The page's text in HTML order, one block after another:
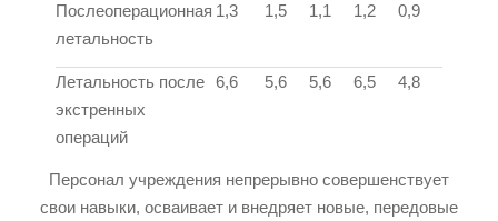
Послеоперационная
летальность
1,3 1,5 1,1 1,2 0,9
Летальность после
экстренных
операций
6,6 5,6 5,6 6,5 4,8
Персонал учреждения непрерывно совершенствует
свои навыки, осваивает и внедряет новые, передовые